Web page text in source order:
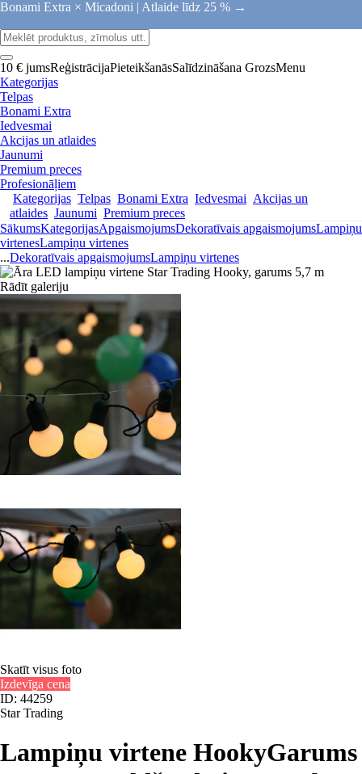
Bonami Extra × Micadoni | Atlaide līdz 25 % →
10 € jumsReģistrācijaPieteikšanāsSalīdzināšana GrozsMenu
Kategorijas
Telpas
Bonami Extra
Iedvesmai
Akcijas un atlaides
Jaunumi
Premium preces
Profesionāļiem
Kategorijas Telpas Bonami Extra Iedvesmai Akcijas un
atlaides Jaunumi Premium preces
SākumsKategorijasApgaismojumsDekoratīvais apgaismojumsLampiņu
virtenesLampiņu virtenes
...Dekoratīvais apgaismojumsLampiņu virtenes
Rādīt galeriju
Skatīt visus foto
Izdevīga cena
ID: 44259
Star Trading
Lampiņu virtene HookyGarums